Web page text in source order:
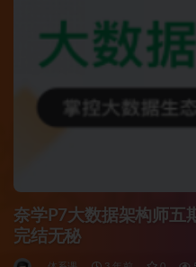
奈学P7大数据架构师五
完结无秘